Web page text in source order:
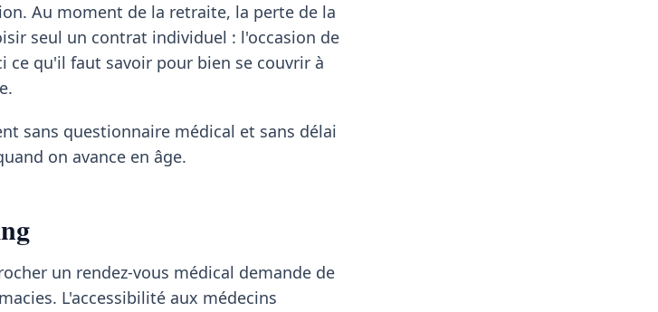
Au moment de la retraite, la perte de la
seul un contrat individuel : l'occasion de
ce qu'il faut savoir pour bien se couvrir à
sans questionnaire médical et sans délai
on avance en âge.
un rendez-vous médical demande de
L'accessibilité aux médecins